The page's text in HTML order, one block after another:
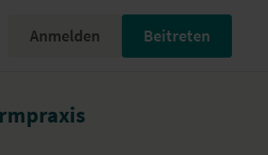
Anmelden Beitreten